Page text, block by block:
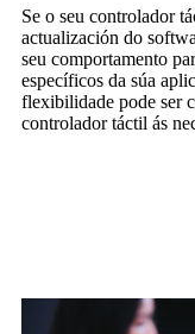
Se o seu controlador
actualización do
seu comportamento
específicos da súa
flexibilidade pode ser
controlador táctil ás